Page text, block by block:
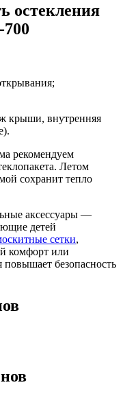
остекления
крыши, внутренняя
рекомендуем
Летом
сохранит тепло
аксессуары —
детей
сетки,
комфорт или
повышает безопасность